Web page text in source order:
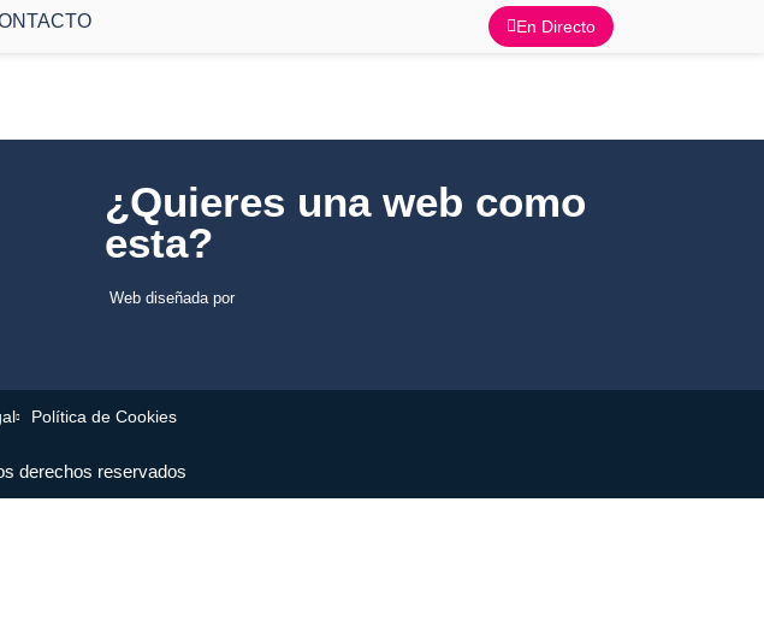
En Directo
¿Quieres una web como
esta?
Web diseñada por
Política de Cookies
derechos reservados